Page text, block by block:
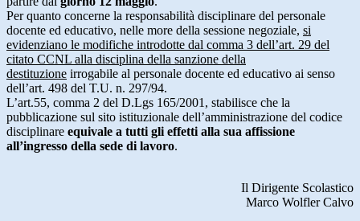
Per quanto concerne la responsabilità disciplinare del personale
docente ed educativo, nelle more della sessione negoziale, si
evidenziano le modifiche introdotte dal comma 3 dell’art. 29 del
citato CCNL alla disciplina della sanzione della
destituzione irrogabile al personale docente ed educativo ai senso
dell’art. 498 del T.U. n. 297/94.
L’art.55, comma 2 del D.Lgs 165/2001, stabilisce che la
pubblicazione sul sito istituzionale dell’amministrazione del codice
disciplinare equivale a tutti gli effetti alla sua affissione
all’ingresso della sede di lavoro.
Il Dirigente Scolastico
Marco Wolfler Calvo